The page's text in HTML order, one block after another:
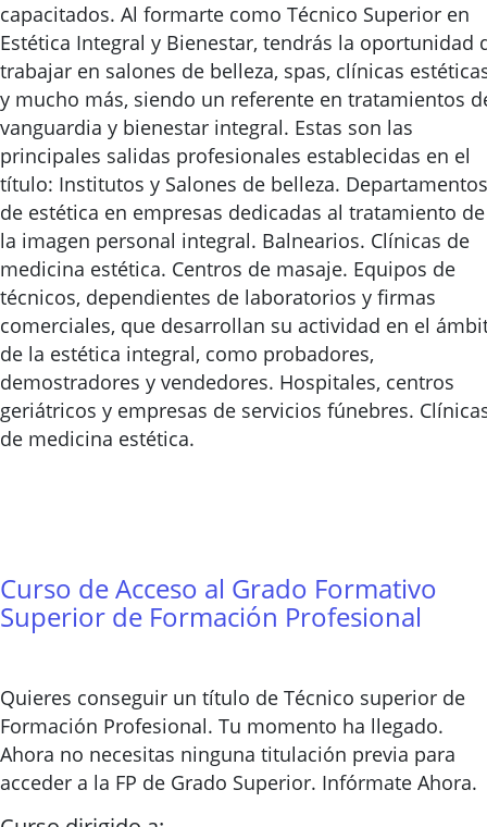
capacitados. Al formarte como Técnico Superior en
Estética Integral y Bienestar, tendrás la oportunidad
trabajar en salones de belleza, spas, clínicas
y mucho más, siendo un referente en tratamientos
vanguardia y bienestar integral. Estas son las
principales salidas profesionales establecidas en el
título: Institutos y Salones de belleza. Departamentos
de estética en empresas dedicadas al tratamiento de
la imagen personal integral. Balnearios. Clínicas de
medicina estética. Centros de masaje. Equipos de
técnicos, dependientes de laboratorios y firmas
comerciales, que desarrollan su actividad en el
de la estética integral, como probadores,
demostradores y vendedores. Hospitales, centros
geriátricos y empresas de servicios fúnebres.
de medicina estética.
Curso de Acceso al Grado Formativo
Superior de Formación Profesional
Quieres conseguir un título de Técnico superior de
Formación Profesional. Tu momento ha llegado.
Ahora no necesitas ninguna titulación previa para
acceder a la FP de Grado Superior. Infórmate Ahora.